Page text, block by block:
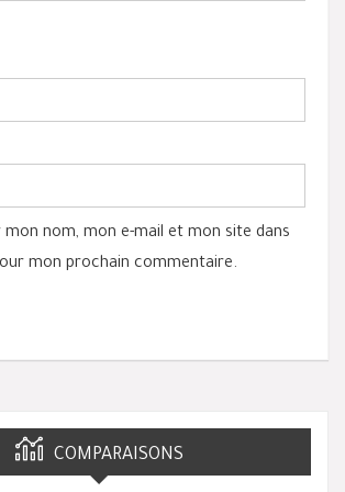
mon nom, mon e-mail et mon site dans
mon prochain commentaire.
COMPARAISONS